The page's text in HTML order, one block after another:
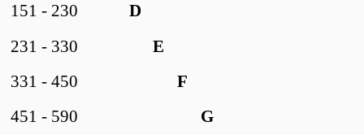
D
151 - 230
E
231 - 330
F
331 - 450
G
451 - 590